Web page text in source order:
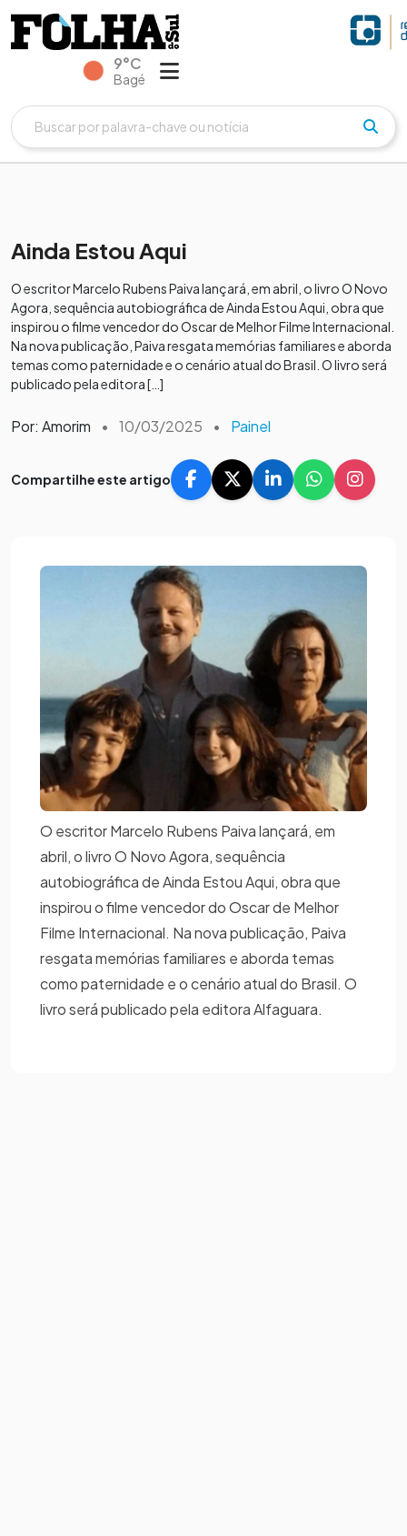
9°C
Bagé
Ainda Estou Aqui
O escritor Marcelo Rubens Paiva lançará, em abril, o livro O Novo
Agora, sequência autobiográfica de Ainda Estou Aqui, obra que
inspirou o filme vencedor do Oscar de Melhor Filme Internacional.
Na nova publicação, Paiva resgata memórias familiares e aborda
temas como paternidade e o cenário atual do Brasil. O livro será
publicado pela editora […]
Por: Amorim • 10/03/2025 • Painel
Compartilhe este artigo
O escritor Marcelo Rubens Paiva lançará, em
abril, o livro O Novo Agora, sequência
autobiográfica de Ainda Estou Aqui, obra que
inspirou o filme vencedor do Oscar de Melhor
Filme Internacional. Na nova publicação, Paiva
resgata memórias familiares e aborda temas
como paternidade e o cenário atual do Brasil. O
livro será publicado pela editora Alfaguara.